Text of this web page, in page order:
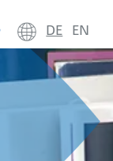
DE EN